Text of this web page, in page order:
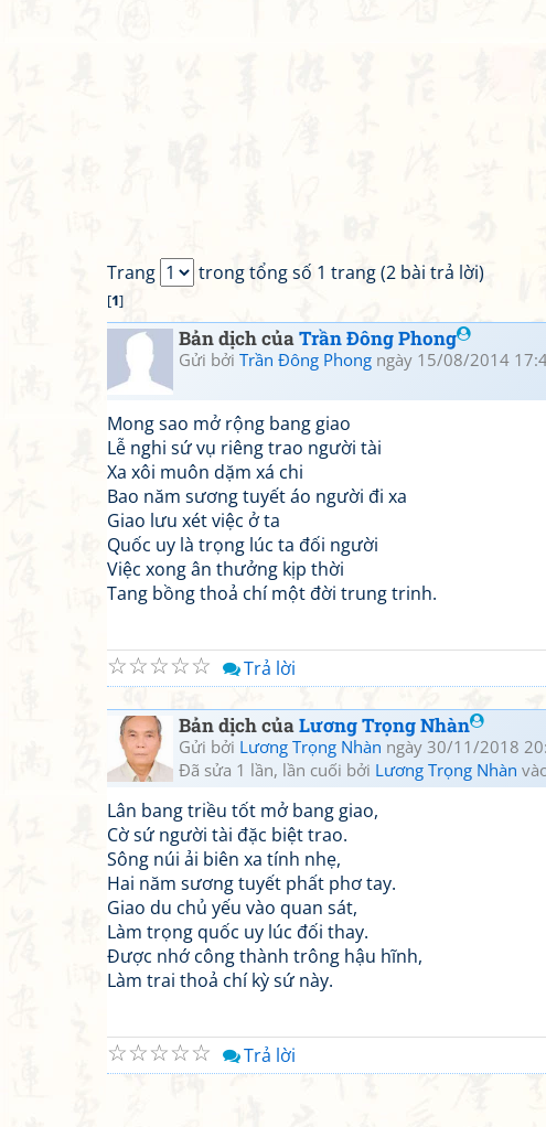
Trang trong tổng số 1 trang (2 bài trả lời)
[1]
Bản dịch củaTrần Đông Phong
Gửi bởi Trần Đông Phong ngày 15/08/2014
Mong sao mở rộng bang giao
Lễ nghi sứ vụ riêng trao người tài
Xa xôi muôn dặm xá chi
Bao năm sương tuyết áo người đi xa
Giao lưu xét việc ở ta
Quốc uy là trọng lúc ta đối người
Việc xong ân thưởng kịp thời
Tang bồng thoả chí một đời trung trinh.
☆
☆
☆
☆
☆ Trả lời
Bản dịch củaLương Trọng Nhàn
Gửi bởi Lương Trọng Nhàn ngày 30/11/2018
Đã sửa 1 lần, lần cuối bởi Lương Trọng Nhàn
Lân bang triều tốt mở bang giao,
Cờ sứ người tài đặc biệt trao.
Sông núi ải biên xa tính nhẹ,
Hai năm sương tuyết phất phơ tay.
Giao du chủ yếu vào quan sát,
Làm trọng quốc uy lúc đối thay.
Được nhớ công thành trông hậu hĩnh,
Làm trai thoả chí kỳ sứ này.
☆
☆
☆
☆
☆ Trả lời